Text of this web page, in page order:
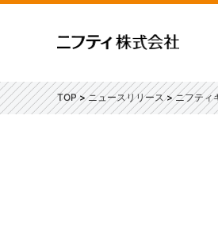
TOP ニュースリリース ニフティ